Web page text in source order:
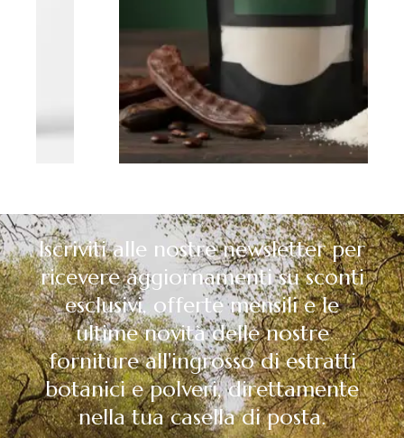
Iscriviti alle nostre newsletter per
ricevere aggiornamenti su sconti
esclusivi, offerte mensili e le
ultime novità delle nostre
forniture all'ingrosso di estratti
botanici e polveri, direttamente
nella tua casella di posta.